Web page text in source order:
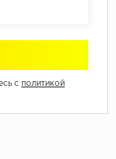
с политикой